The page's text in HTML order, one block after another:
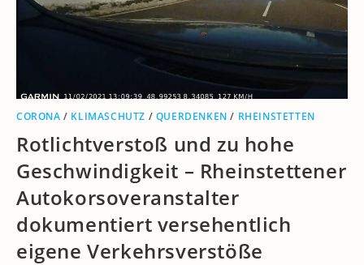
CORONA / KLIMASCHUTZ / QUERDENKEN / RHEINSTETTEN
Rotlichtverstoß und zu hohe
Geschwindigkeit – Rheinstettener
Autokorsoveranstalter
dokumentiert versehentlich
eigene Verkehrsverstöße